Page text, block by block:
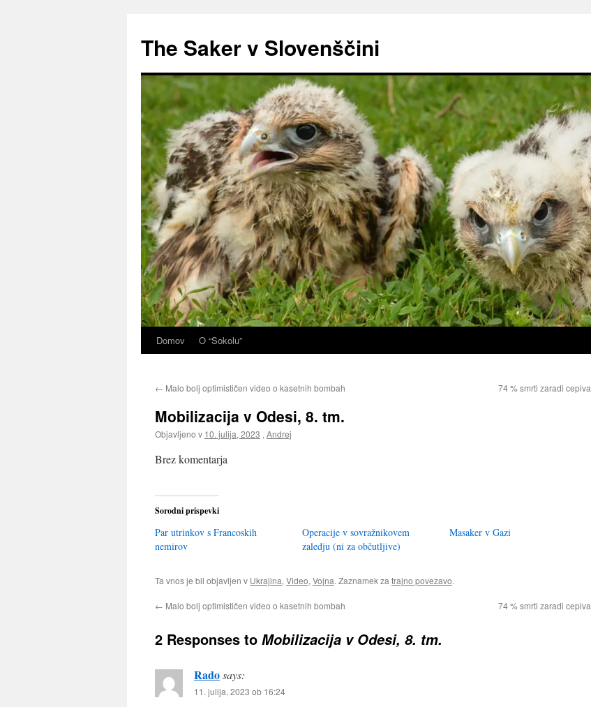
vsebino
The Saker v Slovenščini
Domov O “Sokolu”
← Malo bolj optimističen video o kasetnih bombah 74 % smrti zaradi cepiva
Mobilizacija v Odesi, 8. tm.
Objavljeno v 10. julija, 2023 , Andrej
Brez komentarja
Sorodni prispevki
Par utrinkov s Francoskih
nemirov
Operacije v sovražnikovem
zaledju (ni za občutljive)
Masaker v Gazi
Ta vnos je bil objavljen v Ukrajina, Video, Vojna. Zaznamek za trajno povezavo.
← Malo bolj optimističen video o kasetnih bombah 74 % smrti zaradi cepiva
2 Responses to Mobilizacija v Odesi, 8. tm.
Radosays:
11. julija, 2023 ob 16:24